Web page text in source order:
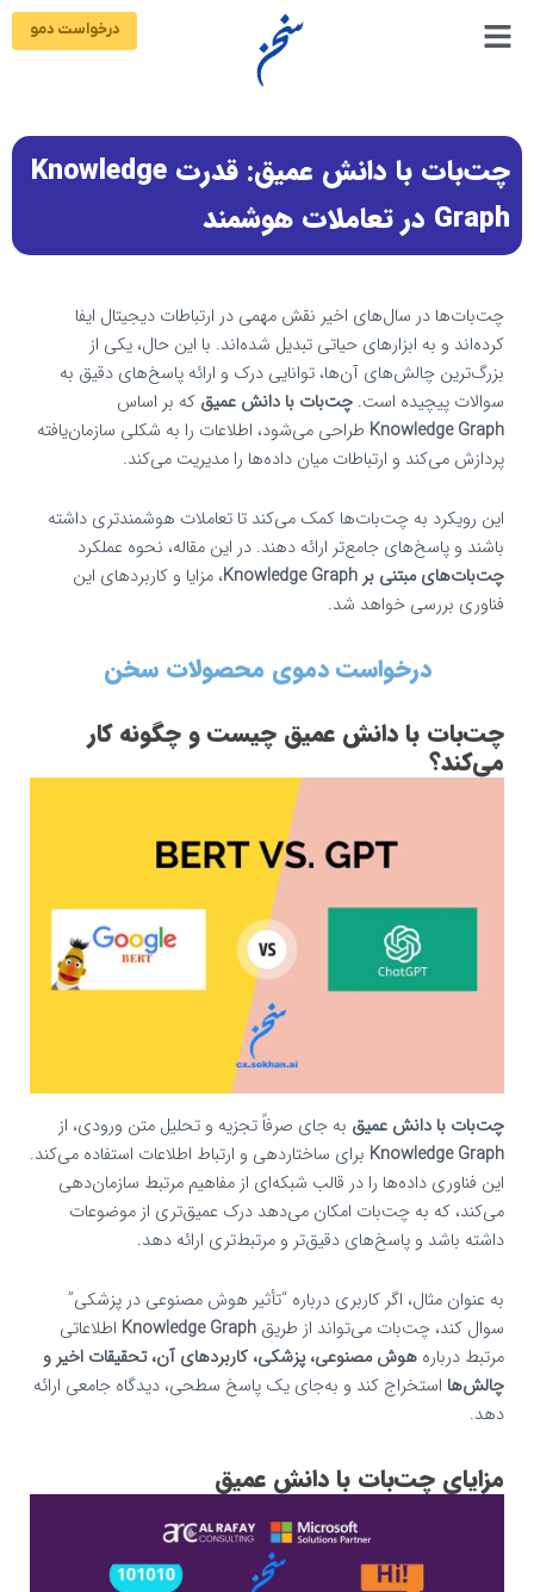
درخواست دمو
چت‌بات با دانش عمیق: قدرت Knowledge
Graph در تعاملات هوشمند
چت‌بات‌ها در سال‌های اخیر نقش مهمی در ارتباطات دیجیتال ایفا
کرده‌اند و به ابزارهای حیاتی تبدیل شده‌اند. با این حال، یکی از
بزرگ‌ترین چالش‌های آن‌ها، توانایی درک و ارائه پاسخ‌های دقیق به
سوالات پیچیده است. چت‌بات با دانش عمیق که بر اساس
Knowledge Graph طراحی می‌شود، اطلاعات را به شکلی سازمان‌یافته
پردازش می‌کند و ارتباطات میان داده‌ها را مدیریت می‌کند.
این رویکرد به چت‌بات‌ها کمک می‌کند تا تعاملات هوشمندتری داشته
باشند و پاسخ‌های جامع‌تر ارائه دهند. در این مقاله، نحوه عملکرد
چت‌بات‌های مبتنی بر Knowledge Graph
، مزایا و کاربردهای این
فناوری بررسی خواهد شد.
درخواست دموی محصولات سخن
چت‌بات با دانش عمیق چیست و چگونه کار
می‌کند؟
چت‌بات با دانش عمیق به جای صرفاً تجزیه و تحلیل متن ورودی، از
Knowledge Graph برای ساختاردهی و ارتباط اطلاعات استفاده می‌کند.
این فناوری داده‌ها را در قالب شبکه‌ای از مفاهیم مرتبط سازمان‌دهی
می‌کند، که به چت‌بات امکان می‌دهد درک عمیق‌تری از موضوعات
داشته باشد و پاسخ‌های دقیق‌تر و مرتبط‌تری ارائه دهد.
به عنوان مثال، اگر کاربری درباره “تأثیر هوش مصنوعی در پزشکی”
سوال کند، چت‌بات می‌تواند از طریق Knowledge Graph اطلاعاتی
مرتبط درباره هوش مصنوعی، پزشکی، کاربردهای آن، تحقیقات اخیر و
چالش‌ها استخراج کند و به‌جای یک پاسخ سطحی، دیدگاه جامعی ارائه
دهد.
مزایای چت‌بات با دانش عمیق